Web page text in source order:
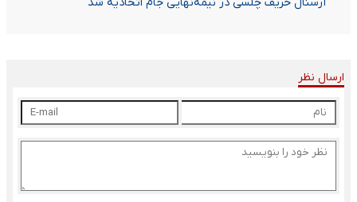
ارسال نظر